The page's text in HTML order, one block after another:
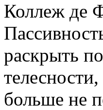
Коллеж де
раскрыть
больше не